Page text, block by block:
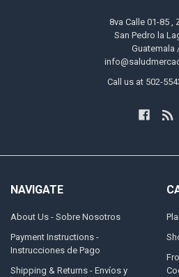
8va Calle 01-85 ,
San Pedro la
Guatemala
Call us at 502-
NAVIGATE
About Us - Sobre Nosotros
Payment Instructions -
Instrucciones de Pago
Shipping & Returns - Envíos y